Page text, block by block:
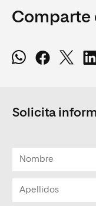
Comparte
Solicita